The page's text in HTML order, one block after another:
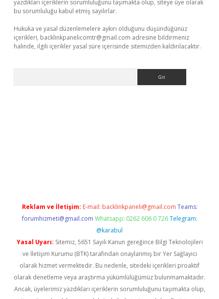
yazdıkları içeriklerin sorumluluğunu taşımakta olup, siteye üye olarak
bu sorumluluğu kabul etmiş sayılırlar.
Hukuka ve yasal düzenlemelere aykırı olduğunu düşündüğünüz
içerikleri, backlinkpanelicomtr@gmail.com adresine bildirmeniz
halinde, ilgili içerikler yasal süre içerisinde sitemizden kaldırılacaktır.
Reklam ve İletişim: E-mail: backlinkpaneli@gmail.com Teams:
forumhizmeti@gmail.com Whatsapp: 0262 606 0 726 Telegram:
@karabul
Yasal Uyarı: Sitemiz, 5651 Sayılı Kanun gereğince Bilgi Teknolojileri
ve İletişim Kurumu (BTK) tarafından onaylanmış bir Yer Sağlayıcı
olarak hizmet vermektedir. Bu nedenle, sitedeki içerikleri proaktif
olarak denetleme veya araştırma yükümlülüğümüz bulunmamaktadır.
Ancak, üyelerimiz yazdıkları içeriklerin sorumluluğunu taşımakta olup,